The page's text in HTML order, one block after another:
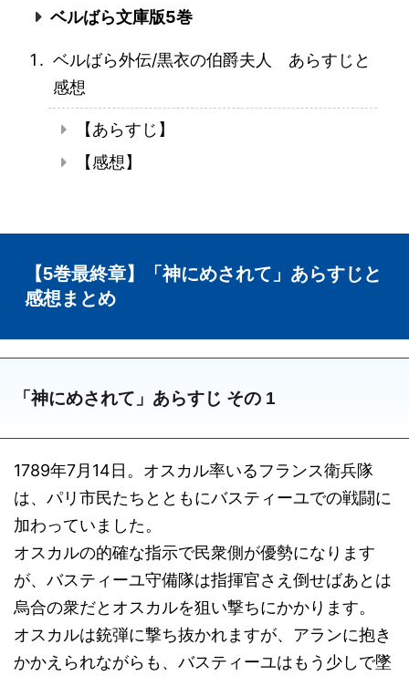
ベルばら文庫版5巻
ベルばら外伝/黒衣の伯爵夫人 あらすじと
感想
【あらすじ】
【感想】
【5巻最終章】「神にめされて」あらすじと
感想まとめ
「神にめされて」あらすじ その 1
1789年7月14日。オスカル率いるフランス衛兵隊
は、パリ市民たちとともにバスティーユでの戦闘に
加わっていました。
オスカルの的確な指示で民衆側が優勢になります
が、バスティーユ守備隊は指揮官さえ倒せばあとは
烏合の衆だとオスカルを狙い撃ちにかかります。
オスカルは銃弾に撃ち抜かれますが、アランに抱き
かかえられながらも、バスティーユはもう少しで墜